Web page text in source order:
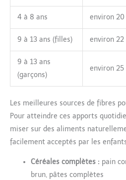
4 à 8 ans environ 20
9 à 13 ans (filles) environ 22
9 à 13 ans
(garçons)
environ 25
Les meilleures sources de fibres
Pour atteindre ces apports
miser sur des aliments
facilement acceptés par les
Céréales complètes : pain
brun, pâtes complètes